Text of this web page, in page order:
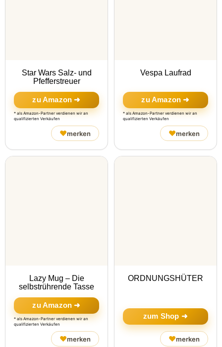
Star Wars Salz- und
Pfefferstreuer
zu Amazon ➜
* als Amazon-Partner verdienen wir an
qualifizierten Verkäufen
♥merken
Vespa Laufrad
zu Amazon ➜
* als Amazon-Partner verdienen wir an
qualifizierten Verkäufen
♥merken
Lazy Mug – Die
selbstrührende Tasse
zu Amazon ➜
* als Amazon-Partner verdienen wir an
qualifizierten Verkäufen
♥merken
ORDNUNGSHÜTER
zum Shop ➜
♥merken